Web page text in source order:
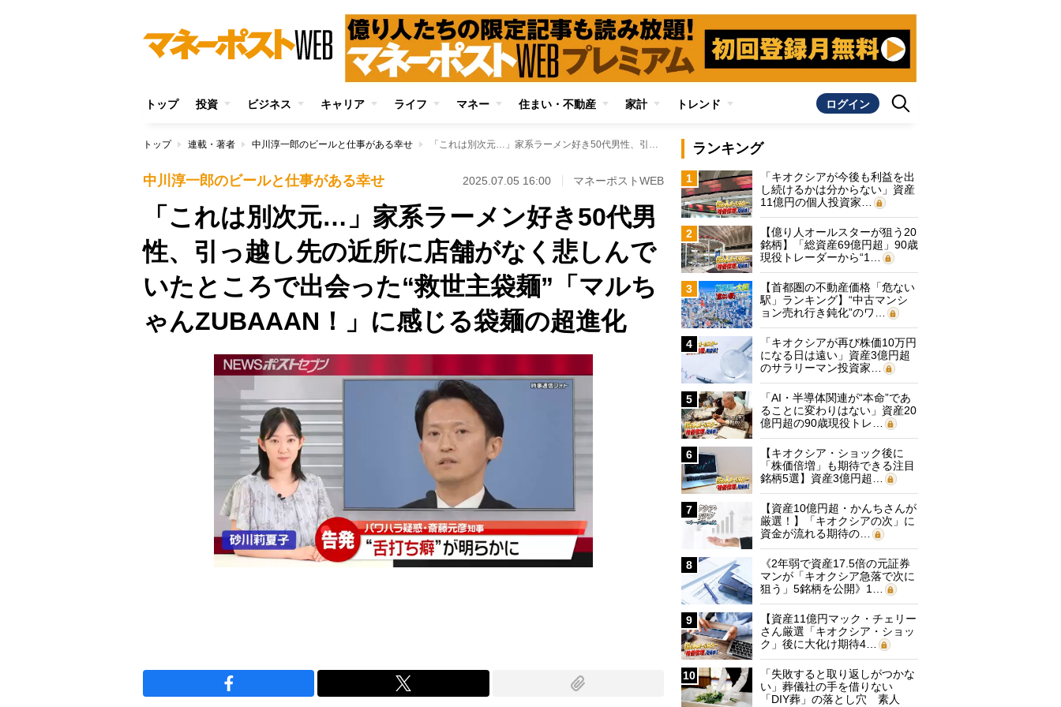
トップ 投資 ビジネス キャリア ライフ マネー 住まい・不動産 家計 トレンド ログイン
トップ 連載・著者 中川淳一郎のビールと仕事がある幸せ 「これは別次元…」家系ラーメン好き50代男性、引っ越し先の近所に店舗がなく悲しんでいたところで出会った“救世主袋麺”「マルちゃんZUBAAAN！」に感じる袋麺の超進化
中川淳一郎のビールと仕事がある幸せ 2025.07.05 16:00 マネーポストWEB
「これは別次元…」家系ラーメン好き50代男
性、引っ越し先の近所に店舗がなく悲しんで
いたところで出会った“救世主袋麺”「マルち
ゃんZUBAAAN！」に感じる袋麺の超進化
ランキング
1
「キオクシアが今後も利益を出
し続けるかは分からない」資産
11億円の個人投資家…
2
【億り人オールスターが狙う20
銘柄】「総資産69億円超」90歳
現役トレーダーから“1…
3
【首都圏の不動産価格「危ない
駅」ランキング】“中古マンシ
ョン売れ行き鈍化”のワ…
4
「キオクシアが再び株価10万円
になる日は遠い」資産3億円超
のサラリーマン投資家…
5
「AI・半導体関連が“本命”であ
ることに変わりはない」資産20
億円超の90歳現役トレ…
6
【キオクシア・ショック後に
「株価倍増」も期待できる注目
銘柄5選】資産3億円超…
7
【資産10億円超・かんちさんが
厳選！】「キオクシアの次」に
資金が流れる期待の…
8
《2年弱で資産17.5倍の元証券
マンが「キオクシア急落で次に
狙う」5銘柄を公開》1…
9
【資産11億円マック・チェリー
さん厳選「キオクシア・ショッ
ク」後に大化け期待4…
10
「失敗すると取り返しがつかな
い」葬儀社の手を借りない
「DIY葬」の落とし穴 素人